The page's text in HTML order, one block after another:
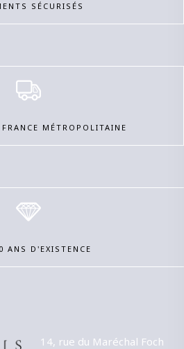
SÉCURISÉS
MÉTROPOLITAINE
ANS D'EXISTENCE
14, rue du Maréchal Foch